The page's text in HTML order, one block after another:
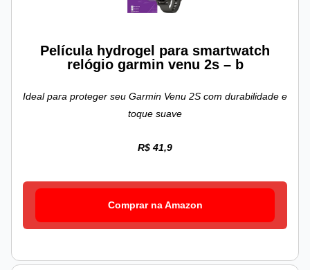
Película hydrogel para smartwatch
relógio garmin venu 2s – b
Ideal para proteger seu Garmin Venu 2S com durabilidade e
toque suave
R$ 41,9
Comprar na Amazon